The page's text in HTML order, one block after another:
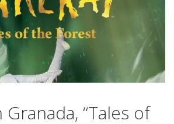
“Tales of